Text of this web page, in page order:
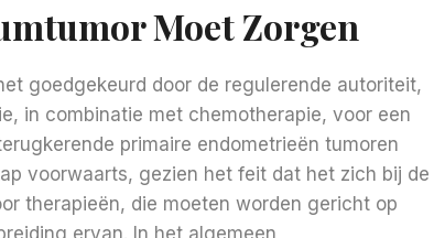
Moet Zorgen
goedgekeurd door de regulerende autoriteit,
in combinatie met chemotherapie, voor een
primaire endometrieën tumoren
voorwaarts, gezien het feit dat het zich bij de
therapieën, die moeten worden gericht op
ervan. In het algemeen